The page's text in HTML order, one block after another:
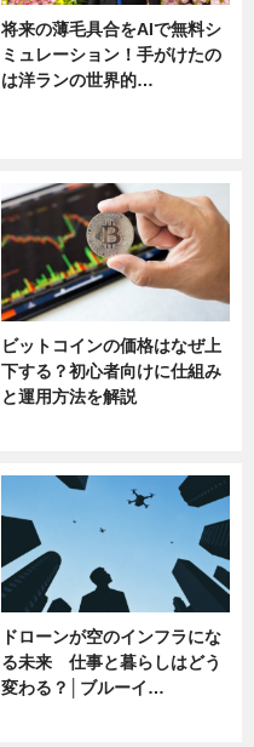
将来の薄毛具合をAIで無料シ
ミュレーション！手がけたの
は洋ランの世界的…
ビットコインの価格はなぜ上
下する？初心者向けに仕組み
と運用方法を解説
ドローンが空のインフラにな
る未来 仕事と暮らしはどう
変わる？│ブルーイ…